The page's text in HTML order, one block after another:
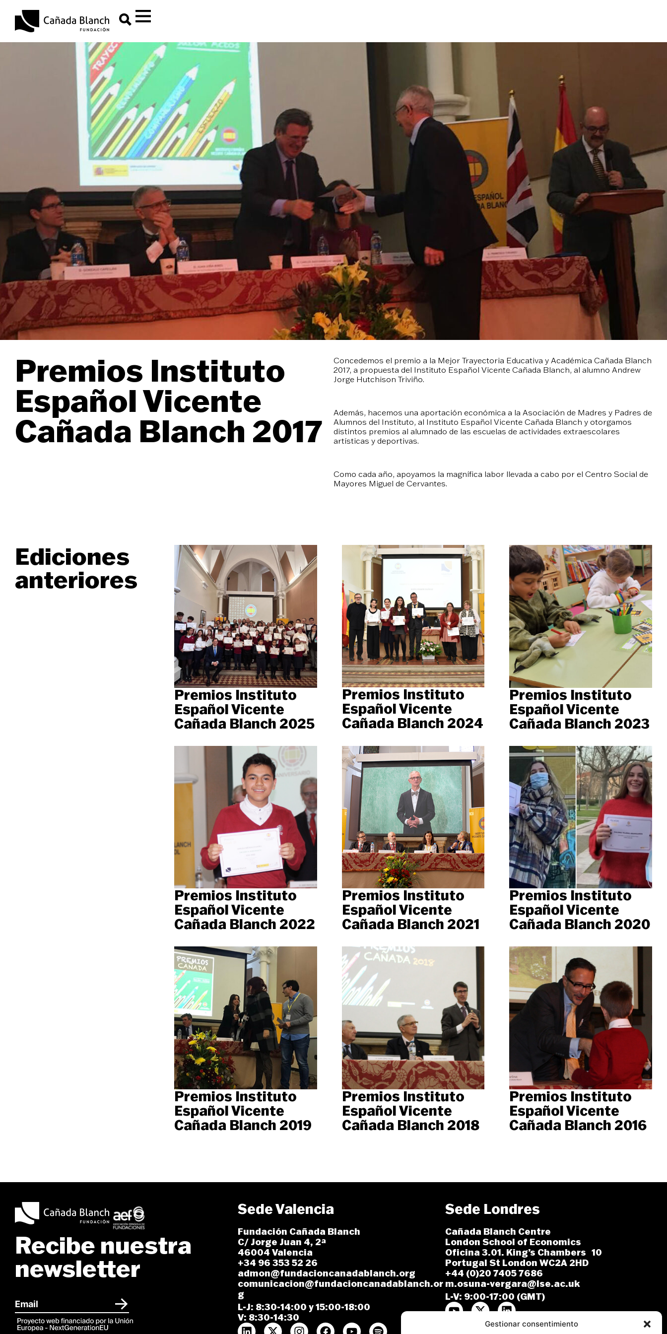
Gestionar consentimiento
Premios Instituto
Español Vicente
Cañada Blanch 2017
Concedemos el premio a la Mejor Trayectoria Educativa y Académica Cañada Blanch
2017, a propuesta del Instituto Español Vicente Cañada Blanch, al alumno Andrew
Jorge Hutchison Triviño.
Además, hacemos una aportación económica a la Asociación de Madres y Padres de
Alumnos del Instituto, al Instituto Español Vicente Cañada Blanch y otorgamos
distintos premios al alumnado de las escuelas de actividades extraescolares
artísticas y deportivas.
Como cada año, apoyamos la magnífica labor llevada a cabo por el Centro Social de
Mayores Miguel de Cervantes.
Ediciones
anteriores
Premios Instituto
Español Vicente
Cañada Blanch 2025
Premios Instituto
Español Vicente
Cañada Blanch 2024
Premios Instituto
Español Vicente
Cañada Blanch 2023
Premios Instituto
Español Vicente
Cañada Blanch 2022
Premios Instituto
Español Vicente
Cañada Blanch 2021
Premios Instituto
Español Vicente
Cañada Blanch 2020
Premios Instituto
Español Vicente
Cañada Blanch 2019
Premios Instituto
Español Vicente
Cañada Blanch 2018
Premios Instituto
Español Vicente
Cañada Blanch 2016
Recibe nuestra
newsletter
Sede Valencia
Fundación Cañada Blanch
C/ Jorge Juan 4, 2ª
46004 Valencia
+34 96 353 52 26
admon@fundacioncanadablanch.org
comunicacion@fundacioncanadablanch.or
g
L-J: 8:30-14:00 y 15:00-18:00
V: 8:30-14:30
Sede Londres
Cañada Blanch Centre
London School of Economics
Oficina 3.01. King’s Chambers 10
Portugal St London WC2A 2HD
+44 (0)20 7405 7686
m.osuna-vergara@lse.ac.uk
L-V: 9:00-17:00 (GMT)